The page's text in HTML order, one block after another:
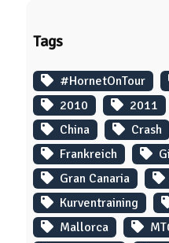
Tags
#HornetOnTour
2010
2011
China
Crash
Frankreich
Gran Canaria
Kurventraining
Mallorca